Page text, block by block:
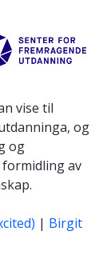
vise til
og
og
av
| Birgit